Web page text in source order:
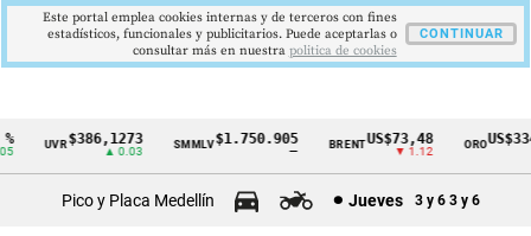
Cintillo
UVR$386,1273
▲ 0.03
SMMLV$1.750.905 BRENTUS$73,48
▼ 1.12
ORO
Pico y Placa Medellín Jueves 3 y 6 3 y 6
Este portal emplea cookies internas y de terceros con fines
estadísticos, funcionales y publicitarios. Puede aceptarlas o
consultar más en nuestra politica de cookies
CONTINUAR